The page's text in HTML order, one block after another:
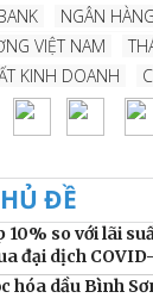
NGÂN
VIỆT NAM
KINH DOANH
ĐỀ
so với lãi
đại dịch
hóa dầu Bình